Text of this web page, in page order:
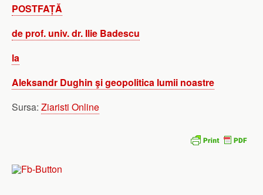
POSTFAȚĂ
de prof. univ. dr. Ilie Badescu
la
Aleksandr Dughin şi geopolitica lumii noastre
Sursa: Ziaristi Online